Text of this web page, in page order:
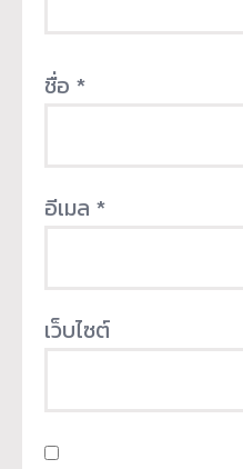
ชื่อ *
อีเมล *
เว็บไซต์